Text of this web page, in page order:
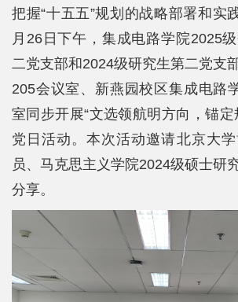
况
系
所
心
师
资
科
把握“十五五”规划的战略部署和实
月26日下午，集成电路学院2025
二党支部和2024级研究生第二党支
205会议室、新燕园校区集成电路
室同步开展“文选领航明方向，锚定
党日活动。本次活动邀请北京大
员、马克思主义学院2024级硕士研
分享。